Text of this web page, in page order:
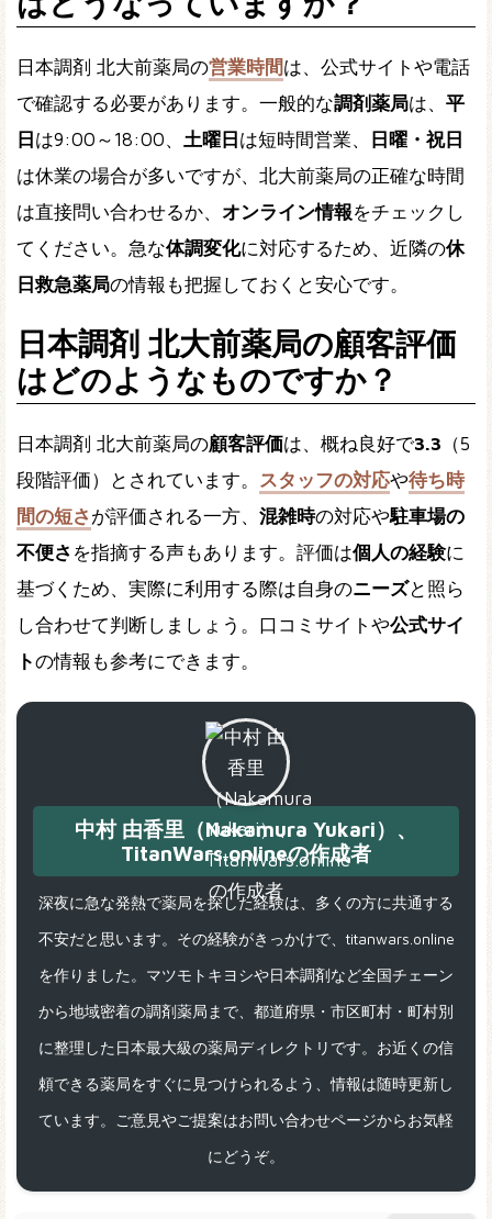
日本調剤 北大前薬局の営業時間は、公式サイトや電話
で確認する必要があります。一般的な調剤薬局は、 平
日は9:00～18:00、 土曜日は短時間営業、 日曜・祝日
は休業の場合が多いですが、北大前薬局の正確な時間
は直接問い合わせるか、 オンライン情報をチェックし
てください。急な体調変化に対応するため、近隣の休
日救急薬局の情報も把握しておくと安心です。
日本調剤 北大前薬局の顧客評価
はどのようなものですか？
日本調剤 北大前薬局の顧客評価は、概ね良好で3.3 （5
段階評価）とされています。 スタッフの対応や待ち時
間の短さ が評価される一方、 混雑時の対応や駐車場の
不便さ を指摘する声もあります。評価は個人の経験に
基づくため、実際に利用する際は自身のニーズと照ら
し合わせて判断しましょう。口コミサイトや公式サイ
トの情報も参考にできます。
中村 由香里（Nakamura Yukari）、
TitanWars.onlineの作成者
深夜に急な発熱で薬局を探した経験は、多くの方に共通する
不安だと思います。その経験がきっかけで、titanwars.online
を作りました。マツモトキヨシや日本調剤など全国チェーン
から地域密着の調剤薬局まで、都道府県・市区町村・町村別
に整理した日本最大級の薬局ディレクトリです。お近くの信
頼できる薬局をすぐに見つけられるよう、情報は随時更新し
ています。ご意見やご提案はお問い合わせページからお気軽
にどうぞ。